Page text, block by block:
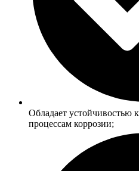
Обладает устойчивостью
процессам коррозии;